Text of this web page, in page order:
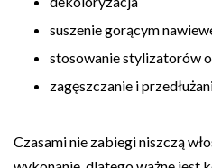
suszenie gorącym
stosowanie stylizatorów
zagęszczanie i
Czasami nie zabiegi niszczą